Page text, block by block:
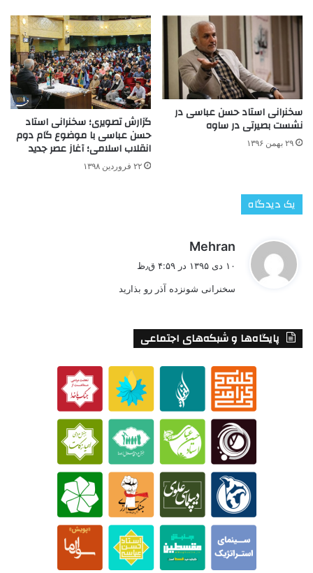
سخنرانی استاد حسن عباسی در
نشست بصیرتی در ساوه
۲۹ بهمن ۱۳۹۶
گزارش تصویری؛ سخنرانی استاد
حسن عباسی با موضوع گام دوم
انقلاب اسلامی؛ آغاز عصر جدید
۲۲ فروردین ۱۳۹۸
یک دیدگاه
Mehran
:
۱۰ دی ۱۳۹۵ در ۴:۵۹ ق٫ظ
سخنرانی شونزده آذر رو بذارید
پایگاه‌ها و شبکه‌های اجتماعی